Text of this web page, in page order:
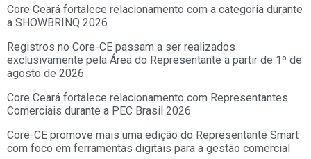
Core Ceará fortalece relacionamento com a categoria durante
a SHOWBRINQ 2026
Registros no Core-CE passam a ser realizados
exclusivamente pela Área do Representante a partir de 1º de
agosto de 2026
Core Ceará fortalece relacionamento com Representantes
Comerciais durante a PEC Brasil 2026
Core-CE promove mais uma edição do Representante Smart
com foco em ferramentas digitais para a gestão comercial